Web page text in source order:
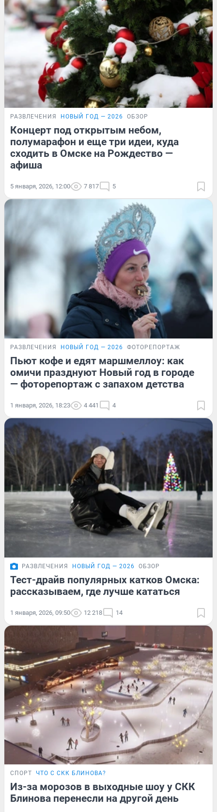
РАЗВЛЕЧЕНИЯ НОВЫЙ ГОД — 2026 ОБЗОР
Концерт под открытым небом,
полумарафон и еще три идеи, куда
сходить в Омске на Рождество —
афиша
5 января, 2026, 12:00 7 817 5
РАЗВЛЕЧЕНИЯ НОВЫЙ ГОД — 2026 ФОТОРЕПОРТАЖ
Пьют кофе и едят маршмеллоу: как
омичи празднуют Новый год в городе
— фоторепортаж с запахом детства
1 января, 2026, 18:23 4 441 4
РАЗВЛЕЧЕНИЯ НОВЫЙ ГОД — 2026 ОБЗОР
Тест-драйв популярных катков Омска:
рассказываем, где лучше кататься
1 января, 2026, 09:50 12 218 14
СПОРТ ЧТО С СКК БЛИНОВА?
Из-за морозов в выходные шоу у СКК
Блинова перенесли на другой день